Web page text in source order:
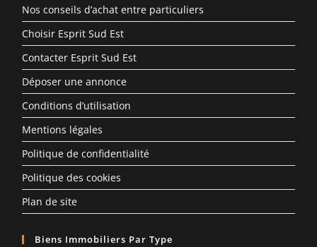
Nos conseils d’achat entre particuliers
Choisir Esprit Sud Est
Contacter Esprit Sud Est
Déposer une annonce
Conditions d’utilisation
Mentions légales
Politique de confidentialité
Politique des cookies
Plan de site
Biens Immobiliers Par Type